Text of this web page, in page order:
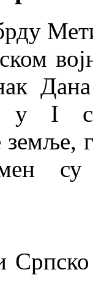
у I
земље,